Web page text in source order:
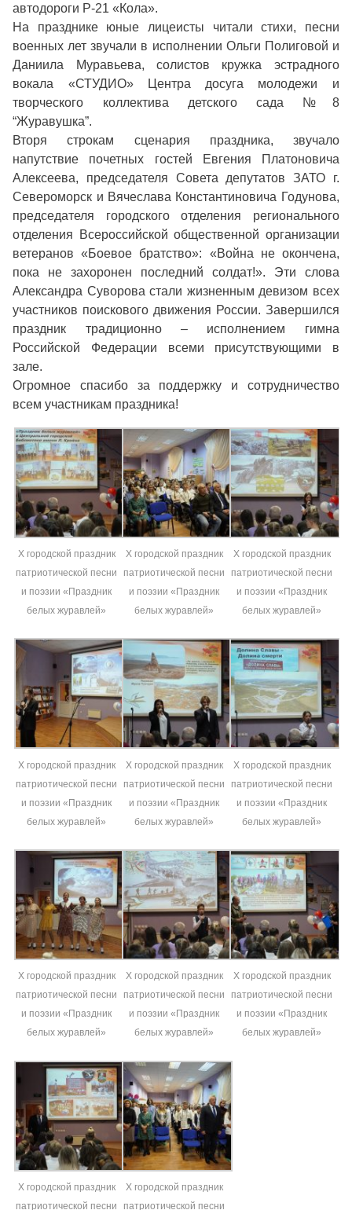
автодороги Р-21 «Кола».
На празднике юные лицеисты читали стихи, песни
военных лет звучали в исполнении Ольги Полиговой и
Даниила Муравьева, солистов кружка эстрадного
вокала «СТУДИО» Центра досуга молодежи и
творческого коллектива детского сада №8
“Журавушка”.
Вторя строкам сценария праздника, звучало
напутствие почетных гостей Евгения Платоновича
Алексеева, председателя Совета депутатов ЗАТО г.
Североморск и Вячеслава Константиновича Годунова,
председателя городского отделения регионального
отделения Всероссийской общественной организации
ветеранов «Боевое братство»: «Война не окончена,
пока не захоронен последний солдат!». Эти слова
Александра Суворова стали жизненным девизом всех
участников поискового движения России. Завершился
праздник традиционно – исполнением гимна
Российской Федерации всеми присутствующими в
зале.
Огромное спасибо за поддержку и сотрудничество
всем участникам праздника!
X городской праздник
патриотической песни
и поэзии «Праздник
белых журавлей»
X городской праздник
патриотической песни
и поэзии «Праздник
белых журавлей»
X городской праздник
патриотической песни
и поэзии «Праздник
белых журавлей»
X городской праздник
патриотической песни
и поэзии «Праздник
белых журавлей»
X городской праздник
патриотической песни
и поэзии «Праздник
белых журавлей»
X городской праздник
патриотической песни
и поэзии «Праздник
белых журавлей»
X городской праздник
патриотической песни
и поэзии «Праздник
белых журавлей»
X городской праздник
патриотической песни
и поэзии «Праздник
белых журавлей»
X городской праздник
патриотической песни
и поэзии «Праздник
белых журавлей»
X городской праздник
патриотической песни
X городской праздник
патриотической песни